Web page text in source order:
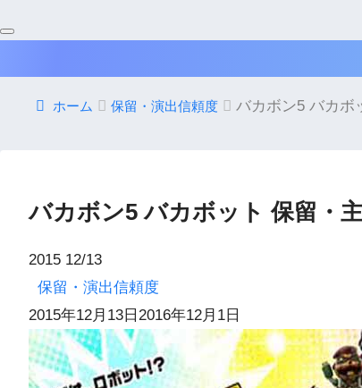
ホーム 保留・演出信頼度 バカボン5 バカボ
バカボン5 バカボット 保留・
2015 12/13
保留・演出信頼度
2015年12月13日 2016年12月1日